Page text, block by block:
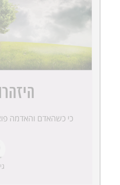
כי כשהאדם והאדמה